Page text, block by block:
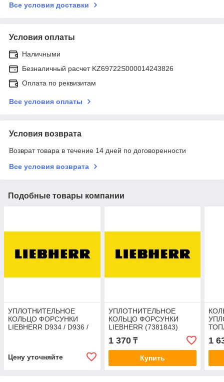
Все условия доставки
Условия оплаты
Наличными
Безналичный расчет KZ69722S000014243826
Оплата по реквизитам
Все условия оплаты
Условия возврата
Возврат товара в течение 14 дней по договоренности
Все условия возврата
Подобные товары компании
УПЛОТНИТЕЛЬНОЕ
КОЛЬЦО ФОРСУНКИ
LIEBHERR D934 / D936 /
Цену уточняйте
УПЛОТНИТЕЛЬНОЕ
КОЛЬЦО ФОРСУНКИ
LIEBHERR (7381843)
1 370₸
Купить
1